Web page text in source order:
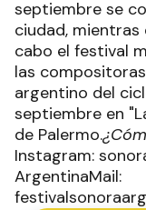
septiembre se
ciudad, mientras
cabo el festival
las
argentino del
septiembre en
de Palermo.
Instagram:
ArgentinaMail: